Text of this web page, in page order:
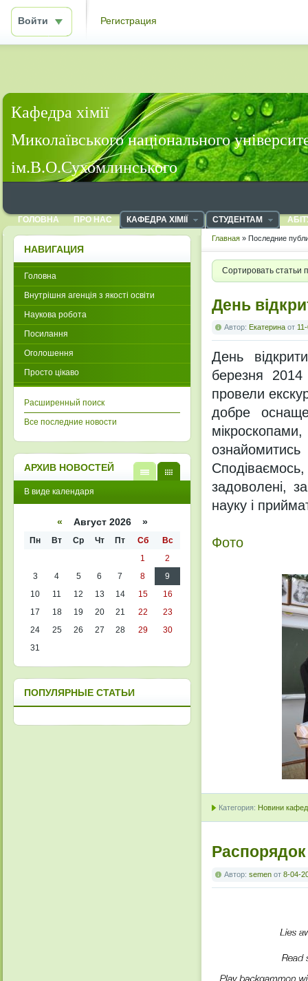
Войти Регистрация
Кафедра хімії
Миколаївського національного
ім.В.О.Сухомлинського
ГОЛОВНА ПРО НАС КАФЕДРА ХІМІЇ СТУДЕНТАМ
Главная » Последние
Сортировать статьи
День
Автор: Екатерина от
День
березня 2014
провели
добре
задоволені,
науку і
Фото
Категория: Новини
Автор: semen от 8-04-
НАВИГАЦИЯ
Головна
Внутрішня агенція з якості освіти
Наукова робота
Посилання
Оголошення
Просто цікаво
Расширенный поиск
Все последние новости
АРХИВ НОВОСТЕЙ
кален
списк
В виде календаря
« Август 2026 »
Пн Вт Ср Чт Пт Сб
Вс
1
2
3
4 5 6 7 8
9
10
11 12 13 14 15
16
17
18 19 20 21 22
23
24
25 26 27 28 29
30
31
ПОПУЛЯРНЫЕ СТАТЬИ